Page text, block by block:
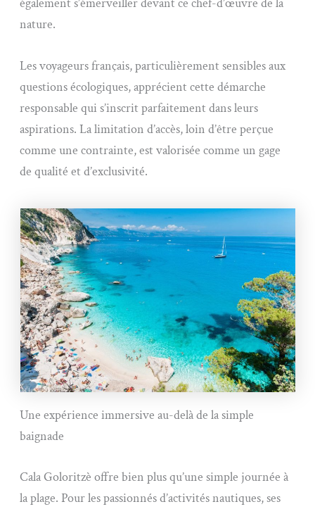
également s’émerveiller devant ce chef-d’œuvre de la
nature.
Les voyageurs français, particulièrement sensibles aux
questions écologiques, apprécient cette démarche
responsable qui s’inscrit parfaitement dans leurs
aspirations. La limitation d’accès, loin d’être perçue
comme une contrainte, est valorisée comme un gage
de qualité et d’exclusivité.
Une expérience immersive au-delà de la simple
baignade
Cala Goloritzè offre bien plus qu’une simple journée à
la plage. Pour les passionnés d’activités nautiques, ses